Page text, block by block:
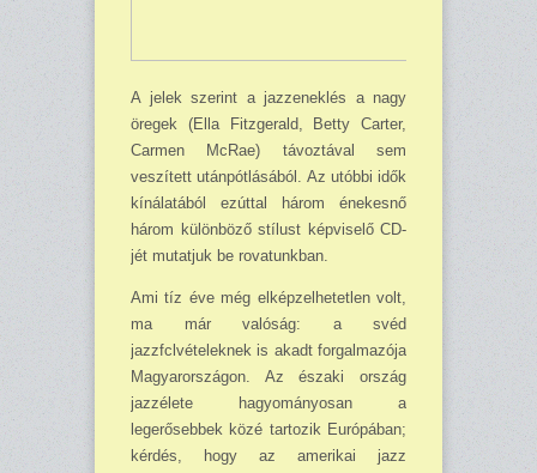
A jelek szerint a jazzeneklés a nagy
öregek (Ella Fitzgerald, Betty Carter,
Carmen McRae) távoztával sem
veszített után­pótlásából. Az utóbbi idők
kíná­latából ezúttal három énekesnő
három különböző stílust képvi­selő CD-
jét mutatjuk be rova­tunkban.
Ami tíz éve még elképzelhetetlen volt,
ma már valóság: a svéd
jazzfclvételeknek is akadt forgalmazója
Magyarországon. Az északi ország
jazzélete ha­gyományosan a
legerősebbek közé tartozik Európában;
kérdés, hogy az amerikai jazz